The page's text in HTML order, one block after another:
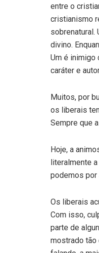
entre o
cristianismo
sobrenatural.
divino.
Um é inimigo
caráter e
Muitos, por
os liberais
Sempre que
Hoje, a
literalmente
podemos por
Os liberais
Com isso,
parte de
mostrado tão